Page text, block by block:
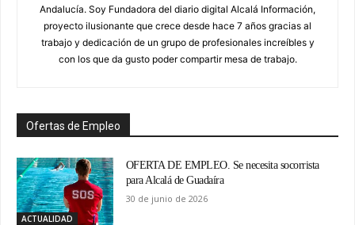
Andalucía. Soy Fundadora del diario digital Alcalá Información,
proyecto ilusionante que crece desde hace 7 años gracias al
trabajo y dedicación de un grupo de profesionales increíbles y
con los que da gusto poder compartir mesa de trabajo.
Ofertas de Empleo
ACTUALIDAD
OFERTA DE EMPLEO. Se necesita socorrista
para Alcalá de Guadaíra
30 de junio de 2026